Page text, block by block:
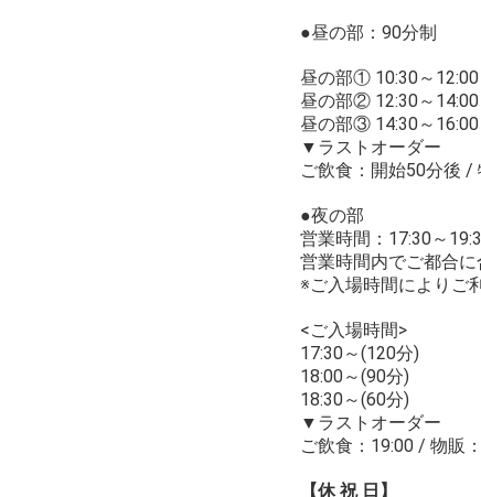
●昼の部：90分制
昼の部① 10:30～12:00
昼の部② 12:30～14:00
昼の部③ 14:30～16:00
▼ラストオーダー
ご飲食：開始50分後 /
●夜の部
営業時間：17:30～
営業時間内でご都合に
※ご入場時間によりご
<ご入場時間>
17:30～(120分)
18:00～(90分)
18:30～(60分)
▼ラストオーダー
ご飲食：19:00 / 物販
【休 祝 日】